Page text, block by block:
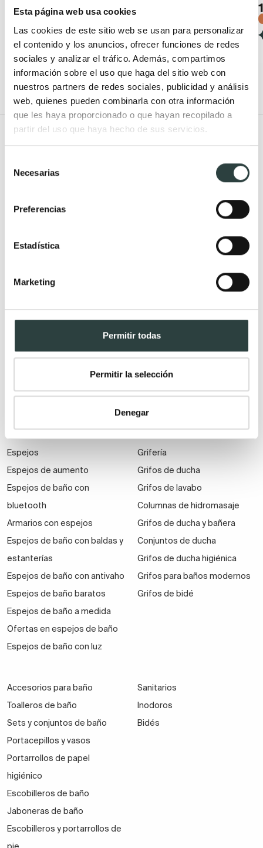
Esta página web usa cookies
Las cookies de este sitio web se usan para personalizar
el contenido y los anuncios, ofrecer funciones de redes
sociales y analizar el tráfico. Además, compartimos
información sobre el uso que haga del sitio web con
nuestros partners de redes sociales, publicidad y análisis
web, quienes pueden combinarla con otra información
que les haya proporcionado o que hayan recopilado a
partir del uso que haya hecho de sus servicios.
Necesarias
Preferencias
Estadística
Marketing
Permitir todas
Permitir la selección
Denegar
219,94€ 264,99€
−17%
(3)
Disponible en varias
medidas
(3)
Todo Muebles de baño
Muebles de baño Salgar
reducido
suspendidos
económicos
Lavabos sobre encimera
Lavabos encastrados
Lavabos dobles
Espejos
Espejos de aumento
Espejos de baño con
bluetooth
Armarios con espejos
Espejos de baño con baldas y
estanterías
Espejos de baño con antivaho
Espejos de baño baratos
Espejos de baño a medida
Ofertas en espejos de baño
Espejos de baño con luz
Grifería
Grifos de ducha
Grifos de lavabo
Columnas de hidromasaje
Grifos de ducha y bañera
Conjuntos de ducha
Grifos de ducha higiénica
Grifos para baños modernos
Grifos de bidé
Accesorios para baño
Toalleros de baño
Sets y conjuntos de baño
Portacepillos y vasos
Portarrollos de papel
higiénico
Escobilleros de baño
Jaboneras de baño
Escobilleros y portarrollos de
Sanitarios
Inodoros
Bidés